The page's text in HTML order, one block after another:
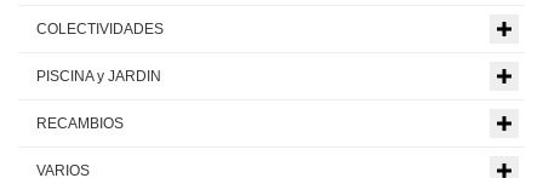
COLECTIVIDADES
PISCINA y JARDIN
RECAMBIOS
VARIOS